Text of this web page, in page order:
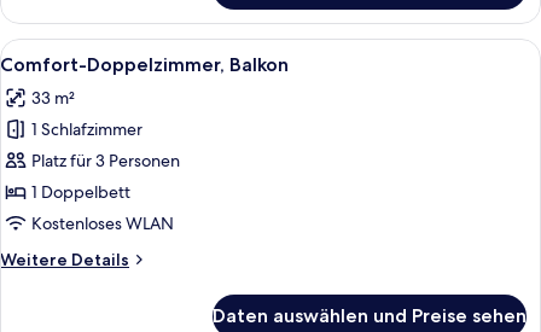
Doppelzimmer,
Balkon
Alle
Fotos
für
Comfort-
Doppelzimmer,
Balkon
anzeigen
Ein Hotelzimmer mit einem Bett,
10
Comfort-Doppelzimmer, Balkon
33 m²
1 Schlafzimmer
Platz für 3 Personen
1 Doppelbett
Kostenloses WLAN
Weitere Details
Weitere
Daten auswählen und Preise sehen